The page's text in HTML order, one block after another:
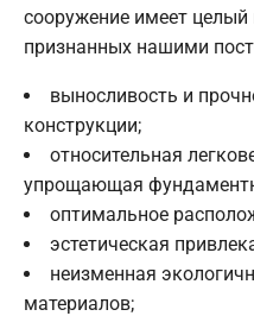
сооружение имеет
признанных нашими
выносливость и
конструкции;
относительная
упрощающая
оптимальное
эстетическая
неизменная
материалов;